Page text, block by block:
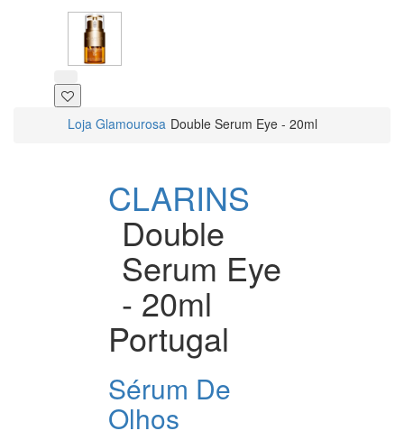
Loja Glamourosa Double Serum Eye - 20ml
CLARINS
Double
Serum Eye
- 20ml
Portugal
Sérum De
Olhos